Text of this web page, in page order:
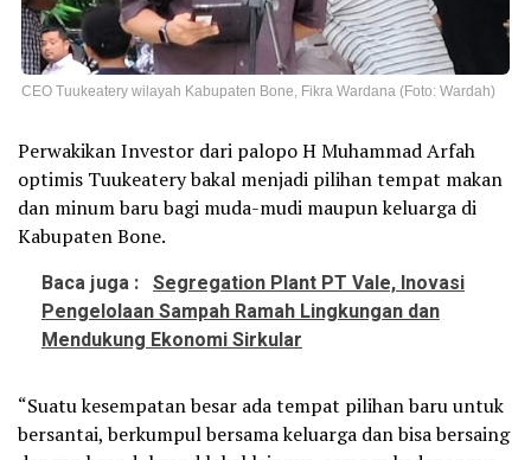
CEO Tuukeatery wilayah Kabupaten Bone, Fikra Wardana (Foto: Wardah)
Perwakikan Investor dari palopo H Muhammad Arfah
optimis Tuukeatery bakal menjadi pilihan tempat makan
dan minum baru bagi muda-mudi maupun keluarga di
Kabupaten Bone.
Baca juga : Segregation Plant PT Vale, Inovasi
Pengelolaan Sampah Ramah Lingkungan dan
Mendukung Ekonomi Sirkular
“Suatu kesempatan besar ada tempat pilihan baru untuk
bersantai, berkumpul bersama keluarga dan bisa bersaing